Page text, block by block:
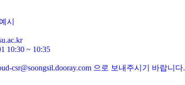
시
10:30 ~ 10:35
csr@soongsil.dooray.com 으로 보내주시기 바랍니다.